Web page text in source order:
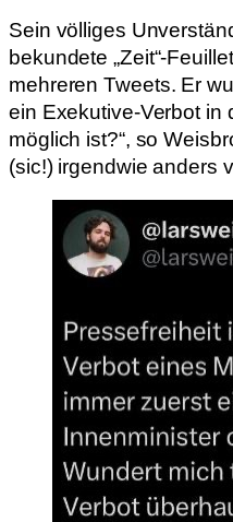
Sein völliges
bekundete „Zeit“-
mehreren Tweets. Er
ein Exekutive-Verbot in
möglich ist?“, so
(sic!) irgendwie anders